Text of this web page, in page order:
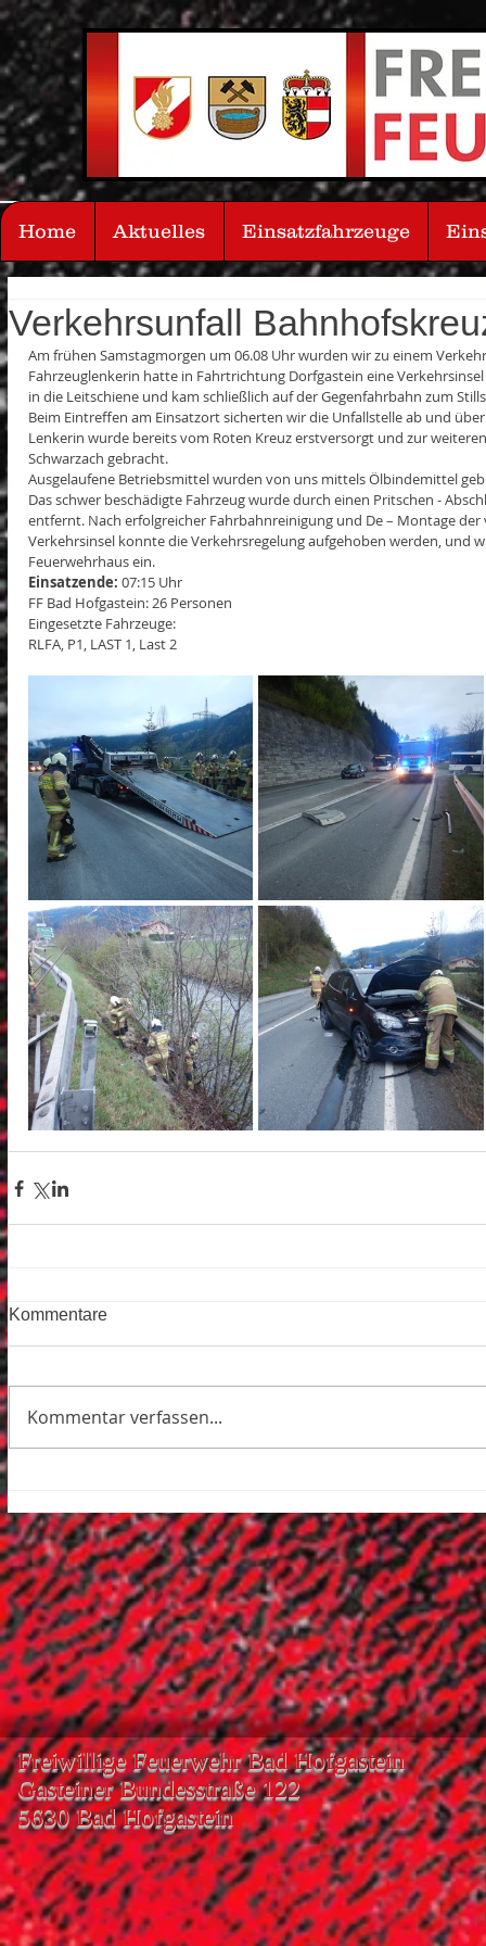
Verkehrsunfall
Am frühen Samstagmorgen um 06.08 Uhr wurden wir zu einem
Fahrzeuglenkerin hatte in Fahrtrichtung Dorfgastein eine
in die Leitschiene und kam schließlich auf der Gegenfahrbahn zum
Beim Eintreffen am Einsatzort sicherten wir die Unfallstelle ab und
Lenkerin wurde bereits vom Roten Kreuz erstversorgt und zur
Schwarzach gebracht.
Ausgelaufene Betriebsmittel wurden von uns mittels Ölbindemittel
Das schwer beschädigte Fahrzeug wurde durch einen Pritschen -
entfernt. Nach erfolgreicher Fahrbahnreinigung und De – Montage
Verkehrsinsel konnte die Verkehrsregelung aufgehoben werden, und
Feuerwehrhaus ein.
Einsatzende: 07:15 Uhr
FF Bad Hofgastein: 26 Personen
Eingesetzte Fahrzeuge:
RLFA, P1, LAST 1, Last 2
Kommentare
Kommentar verfassen...
Home Aktuelles Einsatzfahrzeuge
Freiwillige Feuerwehr Bad Hofgastein
Gasteiner Bundesstraße 122
5630 Bad Hofgastein